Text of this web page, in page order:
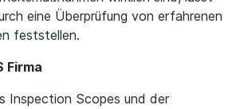
eine Überprüfung von erfahrenen
feststellen.
Firma
Inspection Scopes und der